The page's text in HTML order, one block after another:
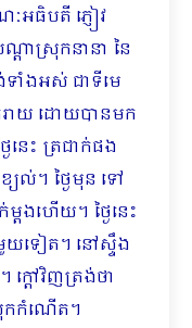
ៈអធិបតី ភ្ញៀវ
ដាស្រុកនានា នៃ
ទាំងអស់ ជាទីមេ
ករាយ ដោយបានមក
នេះ ត្រជាក់ផង
យល់។ ថ្ងៃមុន ទៅ
ងហើយ។ ថ្ងៃនេះ
យទៀត។ នៅស្ទឹង
ក្ដៅវិញត្រង់ថា
កកំណើត។